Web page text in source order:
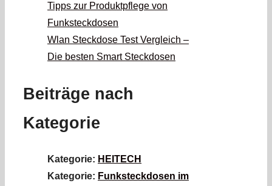
Tipps zur Produktpflege von
Funksteckdosen
Wlan Steckdose Test Vergleich –
Die besten Smart Steckdosen
Beiträge nach
Kategorie
Kategorie: HEITECH
Kategorie: Funksteckdosen im